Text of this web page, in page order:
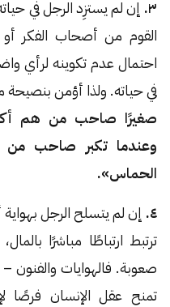
٣. إن لم يستزِد الرجل في
القوم من أصحاب الفكر
احتمال عدم تكوينه لرأي
في حياته. ولذا أؤمن بنصيحة
صغيرًا صاحب من هم
وعندما تكبر صاحب
الحماس».
٤. إن لم يتسلح الرجل بهواية
ترتبط ارتباطًا مباشرًا
صعوبة. فالهوايات والفنون
تمنح عقل الإنسان فرصًا